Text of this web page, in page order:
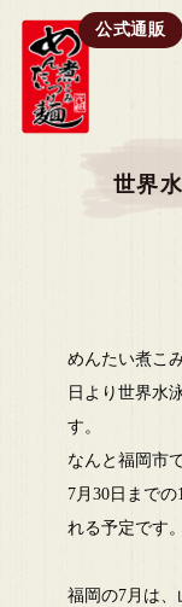
公式通販
世界
めんたい煮こ
日より世界水
す。
なんと福岡市
7月30日まで
れる予定です。
福岡の7月は